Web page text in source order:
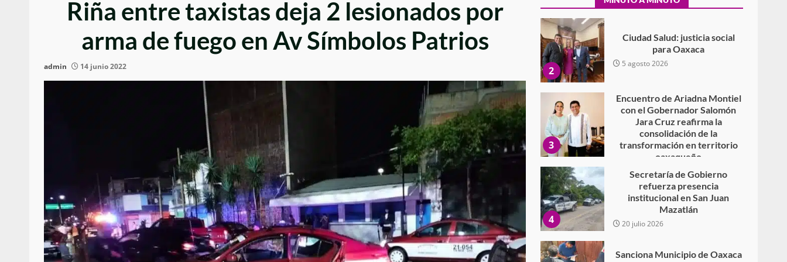
Riña entre taxistas deja 2 lesionados por
arma de fuego en Av Símbolos Patrios
admin 14 junio 2022
3
con el Gobernador Salomón
Jara Cruz reafirma la
consolidación de la
30 julio 2026
4
Secretaría de Gobierno
refuerza presencia
institucional en San Juan
Mazatlán
20 julio 2026
5
Sanciona Municipio de Oaxaca
de Juárez caso de maltrato
animal tras denuncia ciudadana
16 julio 2026
Detienen a Ernesto Ruffo en